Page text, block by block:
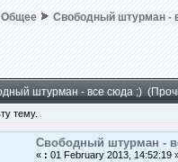
Общее Свободный штурман -
штурман - все сюда ;)
тему.
Свободный штурман -
« : 01 February 2013, 14:52:19